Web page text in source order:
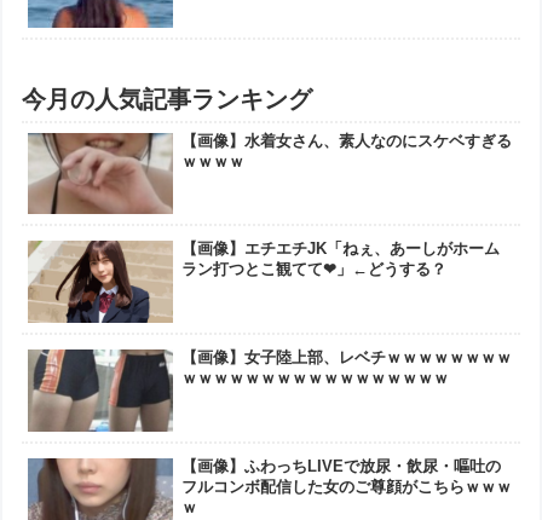
今月の人気記事ランキング
【画像】水着女さん、素人なのにスケベすぎる
ｗｗｗｗ
【画像】エチエチJK「ねぇ、あーしがホーム
ラン打つとこ観てて❤」←どうする？
【画像】女子陸上部、レベチｗｗｗｗｗｗｗｗ
ｗｗｗｗｗｗｗｗｗｗｗｗｗｗｗｗｗ
【画像】ふわっちLIVEで放尿・飲尿・嘔吐の
フルコンボ配信した女のご尊顔がこちらｗｗｗ
ｗ